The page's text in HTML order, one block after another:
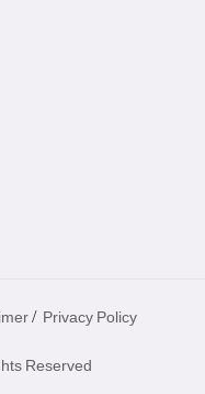
/ Privacy Policy
Reserved